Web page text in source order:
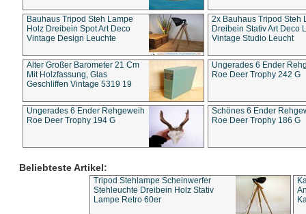
Bauhaus Tripod Steh Lampe
Holz Dreibein Spot Art Deco
Vintage Design Leuchte
2x Bauhaus Tripod Steh
Dreibein Stativ Art Deco
Vintage Studio Leucht
Alter Großer Barometer 21 Cm
Mit Holzfassung, Glas
Geschliffen Vintage 5319 19
Ungerades 6 Ender
Roe Deer Trophy 242 G
Ungerades 6 Ender Rehgeweih
Roe Deer Trophy 194 G
Schönes 6 Ender
Roe Deer Trophy 186 G
Beliebteste Artikel:
Tripod Stehlampe Scheinwerfer
Stehleuchte Dreibein Holz Stativ
Lampe Retro 60er